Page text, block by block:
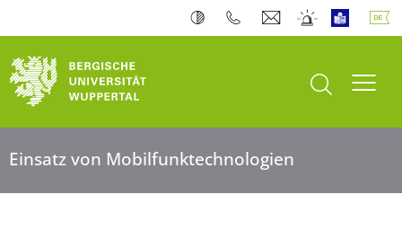
Suche öffnen
Einsatz von Mobilfunktechnologien